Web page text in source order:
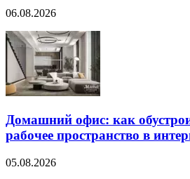
06.08.2026
Домашний офис: как
рабочее пространство в
05.08.2026